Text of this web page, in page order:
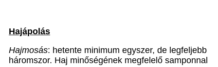
Hajápolás
Hajmosás: hetente minimum egyszer, de legfeljebb
háromszor. Haj minőségének megfelelő samponnal